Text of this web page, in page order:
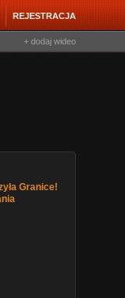
REJESTRACJA
+ dodaj wideo
Granice!